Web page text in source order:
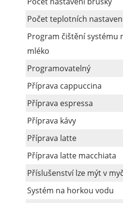
Počet teplotních
Program čištění systému
mléko
Programovatelný
Příprava cappuccina
Příprava espressa
Příprava kávy
Příprava latte
Příprava latte macchiata
Příslušenství lze mýt v
Systém na horkou vodu